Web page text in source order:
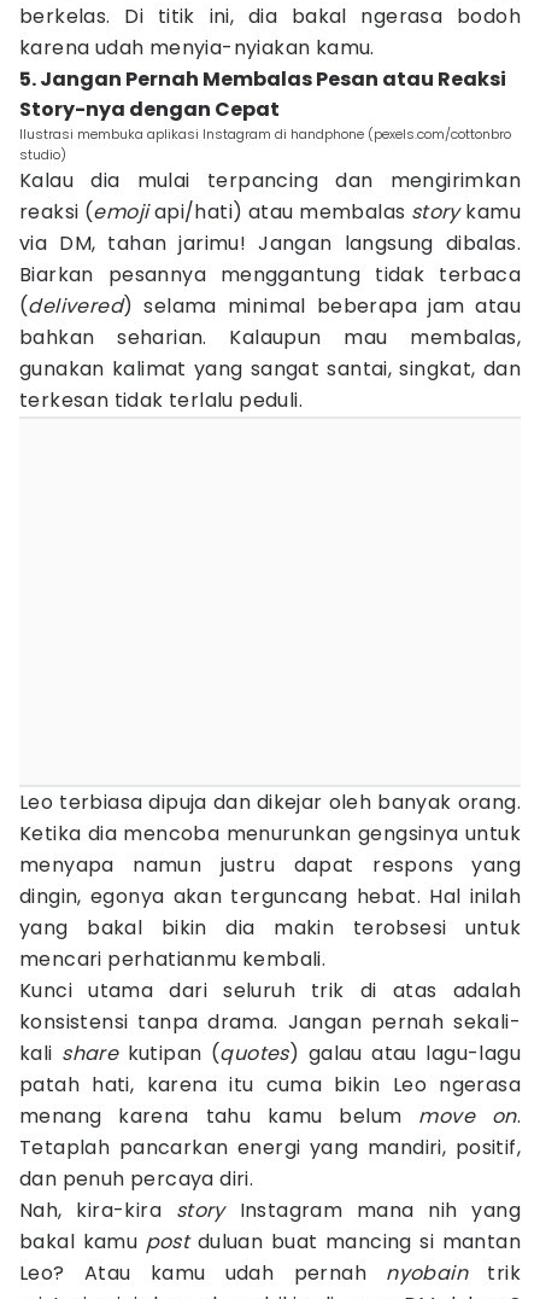
berkelas. Di titik ini, dia bakal ngerasa bodoh
karena udah menyia-nyiakan kamu.
5. Jangan Pernah Membalas Pesan atau Reaksi
Story-nya dengan Cepat
Ilustrasi membuka aplikasi Instagram di handphone (pexels.com/cottonbro
studio)
Kalau dia mulai terpancing dan mengirimkan
reaksi (emojiapi/hati) atau membalas storykamu
via DM, tahan jarimu! Jangan langsung dibalas.
Biarkan pesannya menggantung tidak terbaca
(delivered) selama minimal beberapa jam atau
bahkan seharian. Kalaupun mau membalas,
gunakan kalimat yang sangat santai, singkat, dan
terkesan tidak terlalu peduli.
Leo terbiasa dipuja dan dikejar oleh banyak orang.
Ketika dia mencoba menurunkan gengsinya untuk
menyapa namun justru dapat respons yang
dingin, egonya akan terguncang hebat. Hal inilah
yang bakal bikin dia makin terobsesi untuk
mencari perhatianmu kembali.
Kunci utama dari seluruh trik di atas adalah
konsistensi tanpa drama. Jangan pernah sekali-
kali sharekutipan (quotes) galau atau lagu-lagu
patah hati, karena itu cuma bikin Leo ngerasa
menang karena tahu kamu belum move on.
Tetaplah pancarkan energi yang mandiri, positif,
dan penuh percaya diri.
Nah, kira-kira storyInstagram mana nih yang
bakal kamu postduluan buat mancing si mantan
Leo? Atau kamu udah pernah nyobaintrik